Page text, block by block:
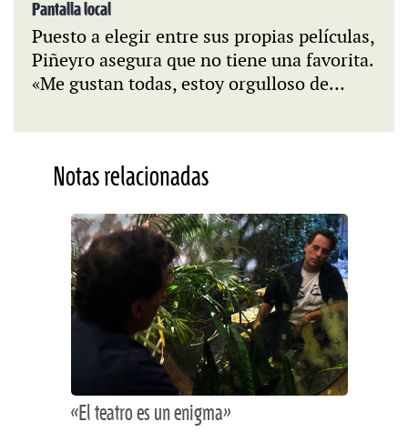
Pantalla local
Puesto a elegir entre sus propias películas,
Piñeyro asegura que no tiene una favorita.
«Me gustan todas, estoy orgulloso de…
Notas relacionadas
«El teatro es un enigma»